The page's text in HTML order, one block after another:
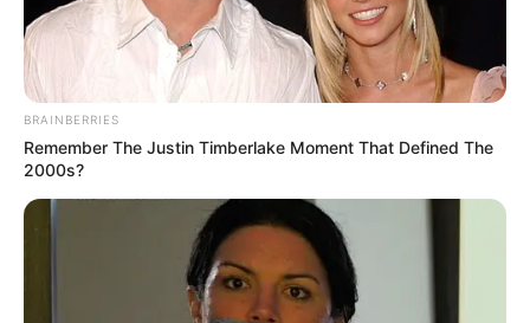
Як вдалося з’ясувати Groza-news, німецькі гості
приїхали, аби привітати Громаду Ужгорода з
прийдешнім єврейським святом Пурим.
BRAINBERRIES
Remember The Justin Timberlake Moment That Defined The
2000s?